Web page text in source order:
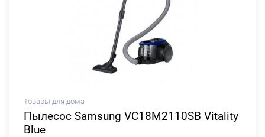
Товары для дома
Пылесос Samsung VC18M2110SB Vitality
Blue